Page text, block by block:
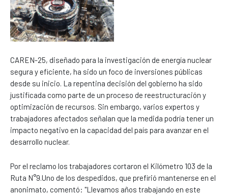
CAREN-25, diseñado para la investigación de energía nuclear
segura y eficiente, ha sido un foco de inversiones públicas
desde su inicio. La repentina decisión del gobierno ha sido
justificada como parte de un proceso de reestructuración y
optimización de recursos. Sin embargo, varios expertos y
trabajadores afectados señalan que la medida podría tener un
impacto negativo en la capacidad del país para avanzar en el
desarrollo nuclear.
Por el reclamo los trabajadores cortaron el Kilómetro 103 de la
Ruta N°9.Uno de los despedidos, que prefirió mantenerse en el
anonimato, comentó: "Llevamos años trabajando en este